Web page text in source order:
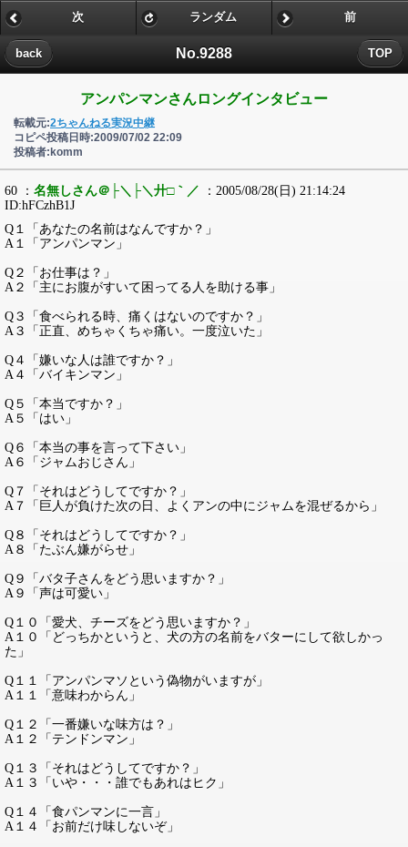
No.9288
back TOP
次 ランダム 前
アンパンマンさんロングインタビュー
転載元:2ちゃんねる実況中継
コピペ投稿日時:2009/07/02 22:09
投稿者:komm
60 ： 名無しさん＠├＼├＼廾□｀／ ：2005/08/28(日) 21:14:24
ID:hFCzhB1J
Q１「あなたの名前はなんですか？」
A１「アンパンマン」
Q２「お仕事は？」
A２「主にお腹がすいて困ってる人を助ける事」
Q３「食べられる時、痛くはないのですか？」
A３「正直、めちゃくちゃ痛い。一度泣いた」
Q４「嫌いな人は誰ですか？」
A４「バイキンマン」
Q５「本当ですか？」
A５「はい」
Q６「本当の事を言って下さい」
A６「ジャムおじさん」
Q７「それはどうしてですか？」
A７「巨人が負けた次の日、よくアンの中にジャムを混ぜるから」
Q８「それはどうしてですか？」
A８「たぶん嫌がらせ」
Q９「バタ子さんをどう思いますか？」
A９「声は可愛い」
Q１０「愛犬、チーズをどう思いますか？」
A１０「どっちかというと、犬の方の名前をバターにして欲しかっ
た」
Q１１「アンパンマソという偽物がいますが」
A１１「意味わからん」
Q１２「一番嫌いな味方は？」
A１２「テンドンマン」
Q１３「それはどうしてですか？」
A１３「いや・・・誰でもあれはヒク」
Q１４「食パンマンに一言」
A１４「お前だけ味しないぞ」